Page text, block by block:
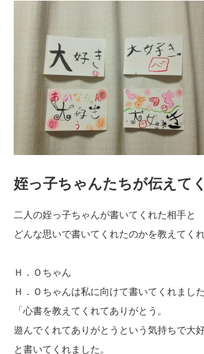
姪っ子ちゃんたちが伝えて
二人の姪っ子ちゃんが書いてくれた相手と
どんな思いで書いてくれたのかを教えてく
Ｈ．Ｏちゃん
Ｈ．Ｏちゃんは私に向けて書いてくれました
「心書を教えてくれてありがとう。
遊んでくれてありがとうという気持ちで大好
と書いてくれました。